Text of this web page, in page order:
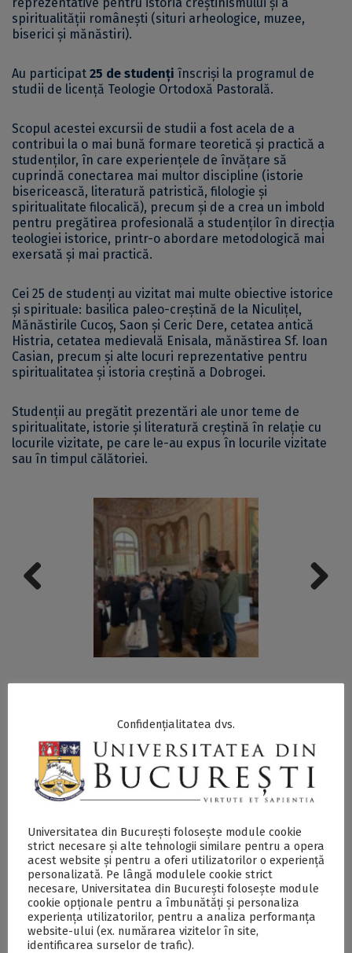
spiritualității românești (situri arheologice, muzee,
biserici și mănăstiri).
Au participat 25 de studenți înscriși la programul de
studii de licență Teologie Ortodoxă Pastorală.
Scopul acestei excursii de studii a fost acela de a
contribui la o mai bună formare teoretică și practică a
studenților, în care experiențele de învățare să
cuprindă conectarea mai multor discipline (istorie
bisericească, literatură patristică, filologie și
spiritualitate filocalică), precum și de a crea un imbold
pentru pregătirea profesională a studenților în direcția
teologiei istorice, printr-o abordare metodologică mai
exersată și mai practică.
Cei 25 de studenți au vizitat mai multe obiective istorice
și spirituale: basilica paleo-creștină de la Niculițel,
Mănăstirile Cucoș, Saon și Ceric Dere, cetatea antică
Histria, cetatea medievală Enisala, mănăstirea Sf. Ioan
Casian, precum și alte locuri reprezentative pentru
spiritualitatea și istoria creștină a Dobrogei.
Studenții au pregătit prezentări ale unor teme de
spiritualitate, istorie și literatură creștină în relație cu
locurile vizitate, pe care le-au expus în locurile vizitate
sau în timpul călătoriei.
Postări Asemănătoare:
Studenții FTOUB au
participat la Școala
de vară „Inscripții
Studenții, cadrele
didactice și
cercetătorii UB,
Confidențialitatea dvs.
Universitatea din București folosește module cookie
strict necesare și alte tehnologii similare pentru a opera
acest website și pentru a oferi utilizatorilor o experiență
personalizată. Pe lângă modulele cookie strict
necesare, Universitatea din București folosește module
cookie opționale pentru a îmbunătăți și personaliza
experiența utilizatorilor, pentru a analiza performanța
website-ului (ex. numărarea vizitelor în site,
identificarea surselor de trafic).